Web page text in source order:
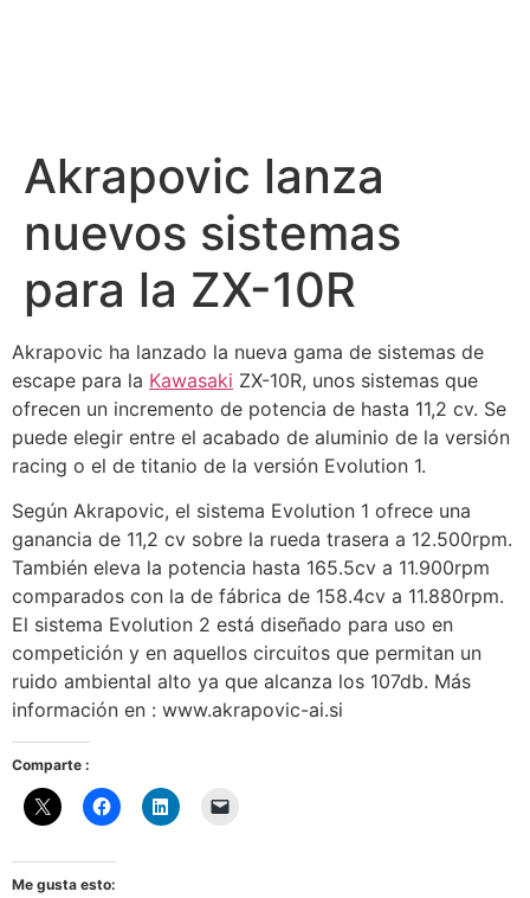
Akrapovic lanza
nuevos sistemas
para la ZX-10R
Akrapovic ha lanzado la nueva gama de sistemas de
escape para la Kawasaki ZX-10R, unos sistemas que
ofrecen un incremento de potencia de hasta 11,2 cv. Se
puede elegir entre el acabado de aluminio de la versión
racing o el de titanio de la versión Evolution 1.
Según Akrapovic, el sistema Evolution 1 ofrece una
ganancia de 11,2 cv sobre la rueda trasera a 12.500rpm.
También eleva la potencia hasta 165.5cv a 11.900rpm
comparados con la de fábrica de 158.4cv a 11.880rpm.
El sistema Evolution 2 está diseñado para uso en
competición y en aquellos circuitos que permitan un
ruido ambiental alto ya que alcanza los 107db. Más
información en : www.akrapovic-ai.si
Comparte :
Me gusta esto: